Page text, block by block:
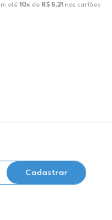
até10x de R$ 5,21 nos cartões
Cadastrar